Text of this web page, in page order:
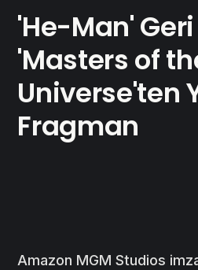
'He-Man'
'Masters of
Universe'ten
Fragman
Amazon MGM Studios